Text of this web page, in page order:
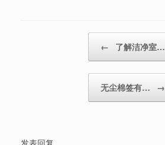
← 了解洁净室…
无尘棉签有… →
发表回复